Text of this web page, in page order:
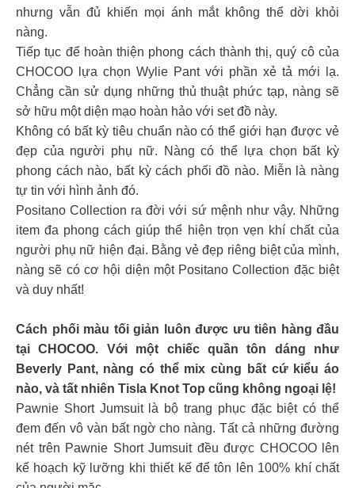
nhưng vẫn đủ khiến mọi ánh mắt không thể dời khỏi
nàng.
Tiếp tục để hoàn thiện phong cách thành thị, quý cô của
CHOCOO lựa chọn Wylie Pant với phần xẻ tả mới lạ.
Chẳng cần sử dụng những thủ thuật phức tạp, nàng sẽ
sở hữu một diện mạo hoàn hảo với set đồ này.
Không có bất kỳ tiêu chuẩn nào có thể giới hạn được vẻ
đẹp của người phụ nữ. Nàng có thể lựa chọn bất kỳ
phong cách nào, bất kỳ cách phối đồ nào. Miễn là nàng
tự tin với hình ảnh đó.
Positano Collection ra đời với sứ mệnh như vậy. Những
item đa phong cách giúp thể hiện trọn vẹn khí chất của
người phụ nữ hiện đại. Bằng vẻ đẹp riêng biệt của mình,
nàng sẽ có cơ hội diện một Positano Collection đặc biệt
và duy nhất!
Cách phối màu tối giản luôn được ưu tiên hàng đầu
tại CHOCOO. Với một chiếc quần tôn dáng như
Beverly Pant, nàng có thể mix cùng bất cứ kiểu áo
nào, và tất nhiên Tisla Knot Top cũng không ngoại lệ!
Pawnie Short Jumsuit là bộ trang phục đặc biệt có thể
đem đến vô vàn bất ngờ cho nàng. Tất cả những đường
nét trên Pawnie Short Jumsuit đều được CHOCOO lên
kế hoạch kỹ lưỡng khi thiết kế để tôn lên 100% khí chất